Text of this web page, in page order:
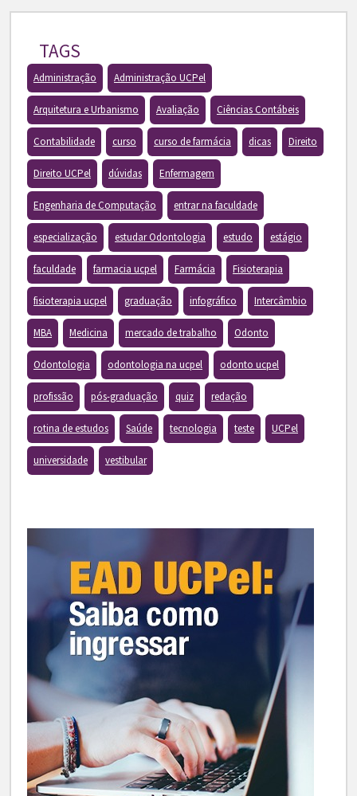
TAGS
Administração Administração UCPel
Arquitetura e Urbanismo Avaliação Ciências Contábeis
Contabilidade curso curso de farmácia dicas Direito
Direito UCPel dúvidas Enfermagem
Engenharia de Computação entrar na faculdade
especialização estudar Odontologia estudo estágio
faculdade farmacia ucpel Farmácia Fisioterapia
fisioterapia ucpel graduação infográfico Intercâmbio
MBA Medicina mercado de trabalho Odonto
Odontologia odontologia na ucpel odonto ucpel
profissão pós-graduação quiz redação
rotina de estudos Saúde tecnologia teste UCPel
universidade vestibular